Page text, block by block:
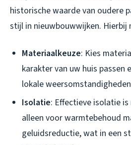
historische waarde van oudere
stijl in nieuwbouwwijken.
Materiaalkeuze: Kies
karakter van uw huis passen
lokale
Isolatie: Effectieve isolatie
alleen voor warmtebehoud
geluidsreductie, wat in een